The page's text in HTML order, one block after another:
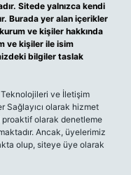
Sitede yalnızca kendi
Burada yer alan içerikler
ve kişiler hakkında
ve kişiler ile isim
bilgiler taslak
ve İletişim
Sağlayıcı olarak hizmet
olarak denetleme
Ancak, üyelerimiz
olup, siteye üye olarak